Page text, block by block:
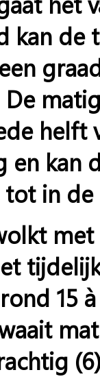
kan
De
helft
kan
in
15